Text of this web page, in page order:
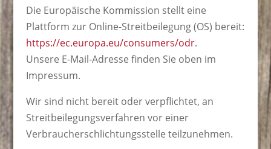
Die Europäische Kommission stellt eine
Plattform zur Online-Streitbeilegung (OS) bereit:
https://ec.europa.eu/consumers/odr.
Unsere E-Mail-Adresse finden Sie oben im
Impressum.
Wir sind nicht bereit oder verpflichtet, an
Streitbeilegungsverfahren vor einer
Verbraucherschlichtungsstelle teilzunehmen.